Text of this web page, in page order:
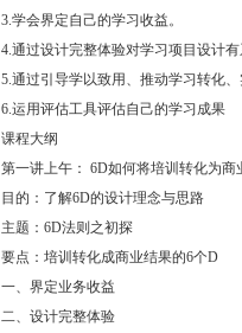
3.学会界定自己的学习收益。
4.通过设计完整体验对学习项目设计有
5.通过引导学以致用、推动学习转化
6.运用评估工具评估自己的学习成果
课程大纲
第一讲上午： 6D如何将培训转化为商
目的：了解6D的设计理念与思路
主题：6D法则之初探
要点：培训转化成商业结果的6个D
一、界定业务收益
二、设计完整体验